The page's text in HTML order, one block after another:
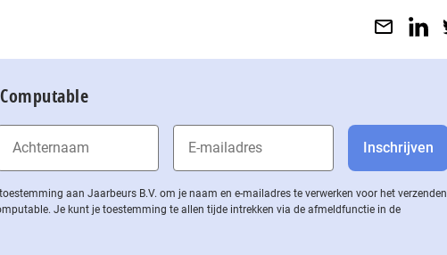
aan Jaarbeurs B.V. om je naam en e-mailadres te verwerken voor het verzenden
Je kunt je toestemming te allen tijde intrekken via de af­meld­func­tie in de